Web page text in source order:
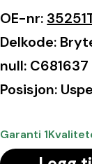
OE-nr:
Delkode:
null: C681637
Posisjon:
Garanti 1